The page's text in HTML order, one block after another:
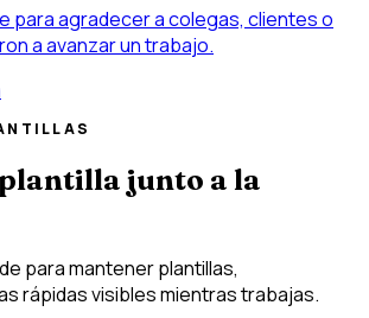
para agradecer a colegas, clientes o
a avanzar un trabajo.
junto a la
para mantener plantillas,
rápidas visibles mientras trabajas.